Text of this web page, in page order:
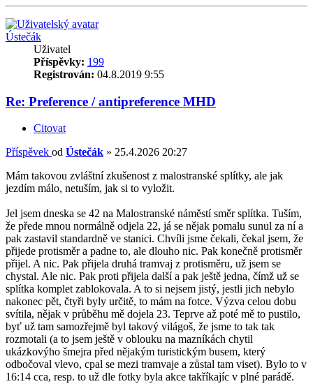
Ústečák
Uživatel
Příspěvky: 199
Registrován: 04.8.2019 9:55
Re: Preference / antipreference MHD
Citovat
Příspěvek od Ústečák » 25.4.2026 20:27
Mám takovou zvláštní zkušenost z malostranské splítky, ale jak
jezdím málo, netuším, jak si to vyložit.
Jel jsem dneska se 42 na Malostranské náměstí směr splítka. Tuším,
že přede mnou normálně odjela 22, já se nějak pomalu sunul za ní a
pak zastavil standardně ve stanici. Chvíli jsme čekali, čekal jsem, že
přijede protisměr a padne to, ale dlouho nic. Pak konečně protisměr
přijel. A nic. Pak přijela druhá tramvaj z protisměru, už jsem se
chystal. Ale nic. Pak proti přijela další a pak ještě jedna, čímž už se
splítka komplet zablokovala. A to si nejsem jistý, jestli jich nebylo
nakonec pět, čtyři byly určitě, to mám na fotce. Výzva celou dobu
svítila, nějak v průběhu mě dojela 23. Teprve až poté mě to pustilo,
byť už tam samozřejmě byl takový világoš, že jsme to tak tak
rozmotali (a to jsem ještě v oblouku na mazníkách chytil
ukázkovýho šmejra před nějakým turistickým busem, který
odbočoval vlevo, cpal se mezi tramvaje a zůstal tam viset). Bylo to v
16:14 cca, resp. to už dle fotky byla akce takříkajíc v plné parádě.